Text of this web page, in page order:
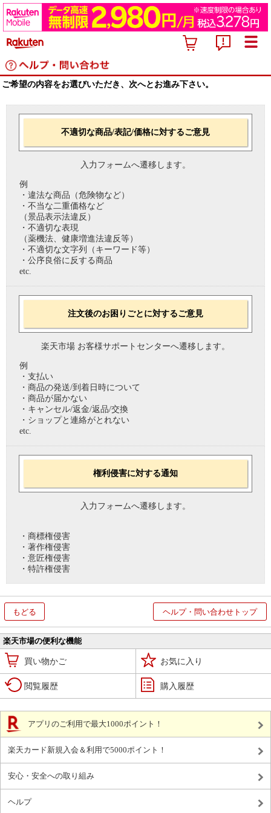
ご希望の内容をお選びいただき、次へとお進み下さい。
不適切な商品/表記/価格に対するご意見
入力フォームへ遷移します。
例
・違法な商品（危険物など）
・不当な二重価格など
（景品表示法違反）
・不適切な表現
（薬機法、健康増進法違反等）
・不適切な文字列（キーワード等）
・公序良俗に反する商品
etc.
注文後のお困りごとに対するご意見
楽天市場 お客様サポートセンターへ遷移します。
例
・支払い
・商品の発送/到着日時について
・商品が届かない
・キャンセル/返金/返品/交換
・ショップと連絡がとれない
etc.
権利侵害に対する通知
入力フォームへ遷移します。
・商標権侵害
・著作権侵害
・意匠権侵害
・特許権侵害
もどる ヘルプ・問い合わせトップ
楽天市場の便利な機能
買い物かご お気に入り
閲覧履歴 購入履歴
アプリのご利用で最大1000ポイント！
楽天カード新規入会＆利用で5000ポイント！
安心・安全への取り組み
ヘルプ